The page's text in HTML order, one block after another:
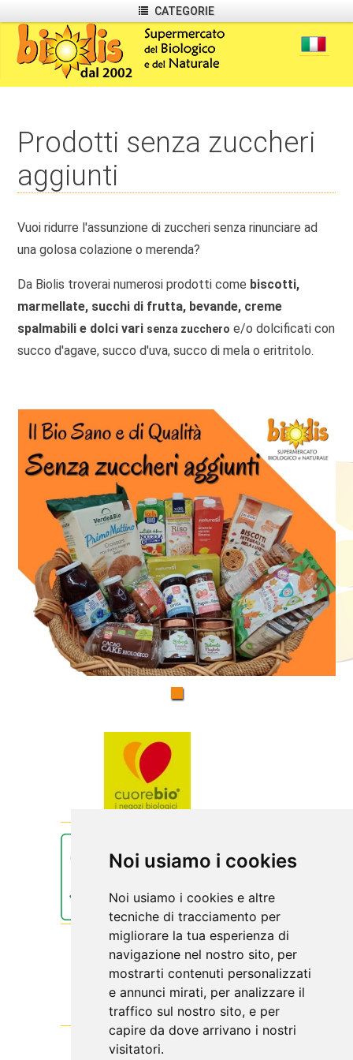
Noi usiamo i cookies
Noi usiamo i cookies e altre
tecniche di tracciamento per
migliorare la tua esperienza di
navigazione nel nostro sito, per
mostrarti contenuti personalizzati
e annunci mirati, per analizzare il
traffico sul nostro sito, e per
capire da dove arrivano i nostri
visitatori.
CATEGORIE
Prodotti senza zuccheri
aggiunti
Vuoi ridurre l'assunzione di zuccheri senza rinunciare ad
una golosa colazione o merenda?
Da Biolis troverai numerosi prodotti come biscotti,
marmellate, succhi di frutta, bevande, creme
spalmabili e dolci vari senza zucchero e/o dolcificati con
succo d'agave, succo d'uva, succo di mela o eritritolo.